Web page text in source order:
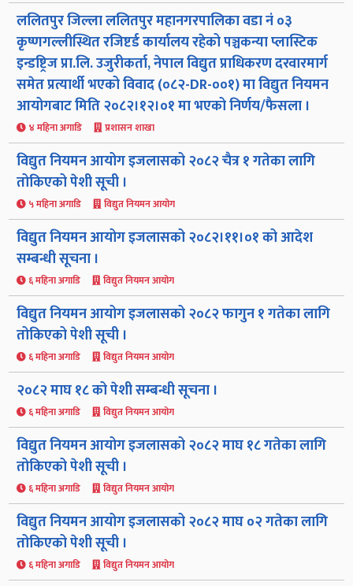
ललितपुर जिल्ला ललितपुर महानगरपालिका वडा नं ०३
कृष्णगल्लीस्थित रजिष्टर्ड कार्यालय रहेको पञ्चकन्या प्लास्टिक
इन्डष्ट्रिज प्रा.लि. उजुरीकर्ता, नेपाल विद्युत प्राधिकरण दरवारमार्ग
समेत प्रत्यार्थी भएको विवाद (०८२-DR-००१) मा विद्युत नियमन
आयोगबाट मिति २०८२।१२।०१ मा भएको निर्णय/फैसला ।
४ महिना अगाडि प्रशासन शाखा
विद्युत नियमन आयोग इजलासको २०८२ चैत्र १ गतेका लागि
तोकिएको पेशी सूची ।
५ महिना अगाडि विद्युत नियमन आयोग
विद्युत नियमन आयोग इजलासको २०८२।११।०१ को आदेश
सम्बन्धी सूचना ।
६ महिना अगाडि विद्युत नियमन आयोग
विद्युत नियमन आयोग इजलासको २०८२ फागुन १ गतेका लागि
तोकिएको पेशी सूची ।
६ महिना अगाडि विद्युत नियमन आयोग
२०८२ माघ १८ को पेशी सम्बन्धी सूचना ।
६ महिना अगाडि विद्युत नियमन आयोग
विद्युत नियमन आयोग इजलासको २०८२ माघ १८ गतेका लागि
तोकिएको पेशी सूची ।
६ महिना अगाडि विद्युत नियमन आयोग
विद्युत नियमन आयोग इजलासको २०८२ माघ ०२ गतेका लागि
तोकिएको पेशी सूची ।
६ महिना अगाडि विद्युत नियमन आयोग